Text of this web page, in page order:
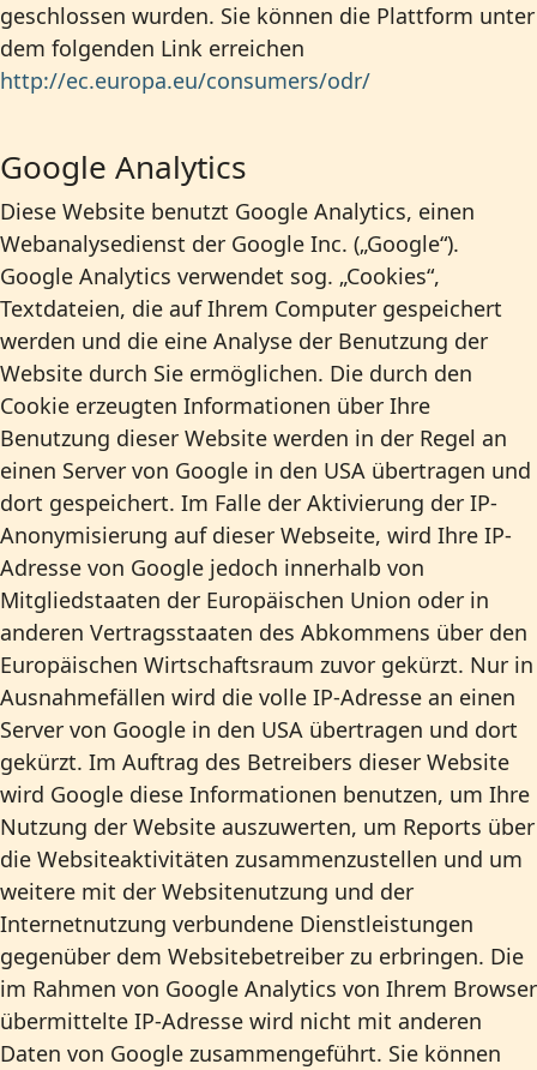
geschlossen wurden. Sie können die Plattform unter
dem folgenden Link erreichen
http://ec.europa.eu/consumers/odr/
Google Analytics
Diese Website benutzt Google Analytics, einen
Webanalysedienst der Google Inc. („Google“).
Google Analytics verwendet sog. „Cookies“,
Textdateien, die auf Ihrem Computer gespeichert
werden und die eine Analyse der Benutzung der
Website durch Sie ermöglichen. Die durch den
Cookie erzeugten Informationen über Ihre
Benutzung dieser Website werden in der Regel an
einen Server von Google in den USA übertragen und
dort gespeichert. Im Falle der Aktivierung der IP-
Anonymisierung auf dieser Webseite, wird Ihre IP-
Adresse von Google jedoch innerhalb von
Mitgliedstaaten der Europäischen Union oder in
anderen Vertragsstaaten des Abkommens über den
Europäischen Wirtschaftsraum zuvor gekürzt. Nur in
Ausnahmefällen wird die volle IP-Adresse an einen
Server von Google in den USA übertragen und dort
gekürzt. Im Auftrag des Betreibers dieser Website
wird Google diese Informationen benutzen, um Ihre
Nutzung der Website auszuwerten, um Reports über
die Websiteaktivitäten zusammenzustellen und um
weitere mit der Websitenutzung und der
Internetnutzung verbundene Dienstleistungen
gegenüber dem Websitebetreiber zu erbringen. Die
im Rahmen von Google Analytics von Ihrem Browser
übermittelte IP-Adresse wird nicht mit anderen
Daten von Google zusammengeführt. Sie können